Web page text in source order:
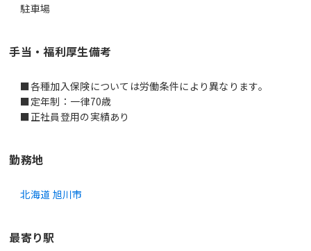
駐車場
手当・福利厚生備考
■各種加入保険については労働条件により異なります。
■定年制：一律70歳
■正社員登用の実績あり
勤務地
北海道 旭川市
最寄り駅